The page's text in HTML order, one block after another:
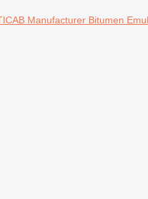
Manufacturer Bitumen